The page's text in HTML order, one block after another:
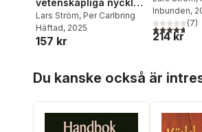
till framgångsrik
dejting och livslånga
relationer
Lars Ström, Per Carlbring
Häftad, 2025
157 kr
Inbunden,
4,7utav 5(7)
214 kr
Du kanske också är